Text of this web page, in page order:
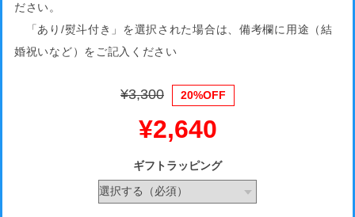
ださい。
「あり/熨斗付き」を選択された場合は、備考欄に用途（結
婚祝いなど）をご記入ください
¥3,300 20%OFF
¥2,640
ギフトラッピング